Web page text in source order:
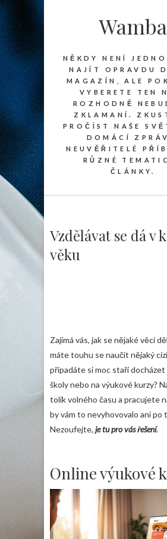
Wamba
NĚKDY NENÍ
NAJÍT OPRAVDU
MAGAZÍN, ALE
VYBERETE TEN
ROZHODNĚ
ZKLAMANÍ.
PROČÍST NAŠE
DOMÁCÍ
NEUVĚŘITELÉ
RŮZNÉ
ČLÁNKY.
Vzdělávat se dá v
věku
Zajímá vás, jak se nějaké věci
máte touhu se naučit nějaký
připadáte si moc staří docházet
školy nebo na výukové kurzy?
tolik volného času a pracujete
by vám to nevyhovovalo ani
Nezoufejte, je tu pro vás řešení.
Online výukové